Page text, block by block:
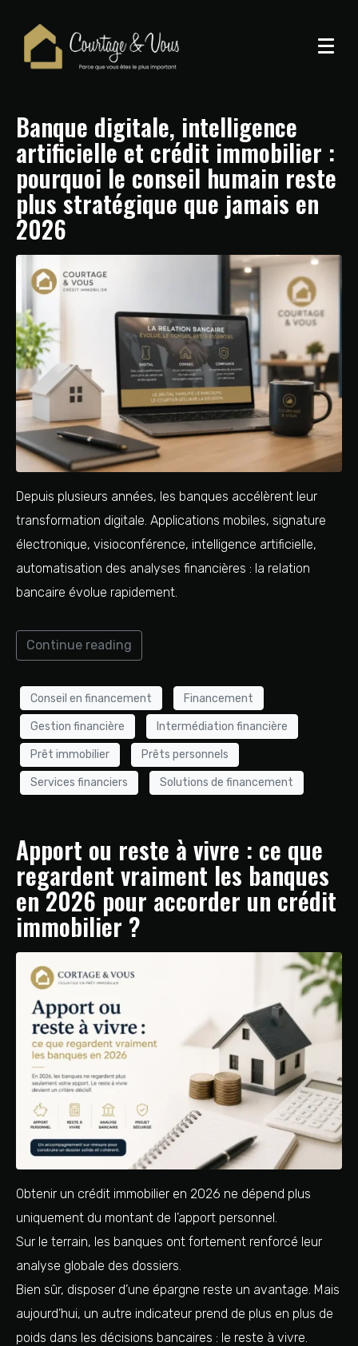
Banque digitale, intelligence
artificielle et crédit immobilier :
pourquoi le conseil humain reste
plus stratégique que jamais en
2026
Depuis plusieurs années, les banques accélèrent leur
transformation digitale. Applications mobiles, signature
électronique, visioconférence, intelligence artificielle,
automatisation des analyses financières : la relation
bancaire évolue rapidement.
Continue reading
Conseil en financement Financement
Gestion financière Intermédiation financière
Prêt immobilier Prêts personnels
Services financiers Solutions de financement
Apport ou reste à vivre : ce que
regardent vraiment les banques
en 2026 pour accorder un crédit
immobilier ?
Obtenir un crédit immobilier en 2026 ne dépend plus
uniquement du montant de l’apport personnel.
Sur le terrain, les banques ont fortement renforcé leur
analyse globale des dossiers.
Bien sûr, disposer d’une épargne reste un avantage. Mais
aujourd’hui, un autre indicateur prend de plus en plus de
poids dans les décisions bancaires : le reste à vivre.